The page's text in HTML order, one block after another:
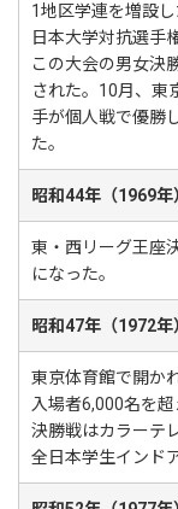
1地区学連を増設
日本大学対抗選手
この大会の男女決
された。10月、東
手が個人戦で優勝
た。
昭和44年（1969年
東・西リーグ王座
になった。
昭和47年（1972年
東京体育館で開か
入場者6,000名を
決勝戦はカラーテ
全日本学生インド